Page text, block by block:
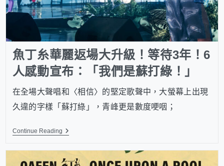
魚丁糸華麗返場大升級！等待3年！6
人感動宣布：「我們是蘇打綠！」
在全場大聲唱和〈相信〉的堅定歌聲中，大螢幕上出現
久違的字樣「蘇打綠」，青峰更是數度哽咽；
Continue Reading